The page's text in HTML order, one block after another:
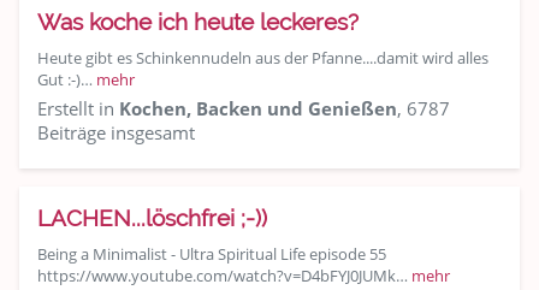
Was koche ich heute leckeres?
Heute gibt es Schinkennudeln aus der Pfanne....damit wird alles
Gut :-)… mehr
Erstellt in Kochen, Backen und Genießen, 6787
Beiträge insgesamt
LACHEN...löschfrei ;-))
Being a Minimalist - Ultra Spiritual Life episode 55
https://www.youtube.com/watch?v=D4bFYJ0JUMk… mehr